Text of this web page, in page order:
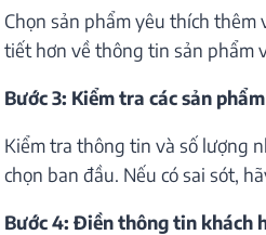
Chọn sản phẩm yêu thích thêm
tiết hơn về thông tin sản phẩm
Bước 3: Kiểm tra các sản
Kiểm tra thông tin và số lượng
chọn ban đầu. Nếu có sai sót,
Bước 4: Điền thông tin khách